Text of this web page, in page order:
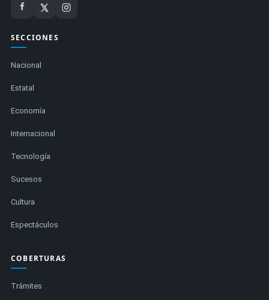
SECCIONES
Nacional
Estatal
Economía
Internacional
Tecnología
Sucesos
Cultura
Espectáculos
COBERTURAS
Trámites